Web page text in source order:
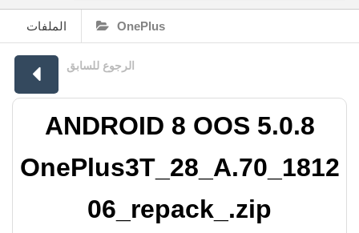
الملفات OnePlus
الرجوع للسابق
ANDROID 8 OOS 5.0.8
OnePlus3T_28_A.70_1812
06_repack_.zip